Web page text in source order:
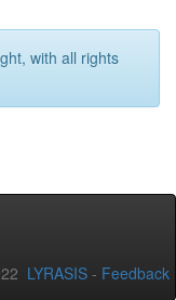
with all rights
LYRASIS - Feedback